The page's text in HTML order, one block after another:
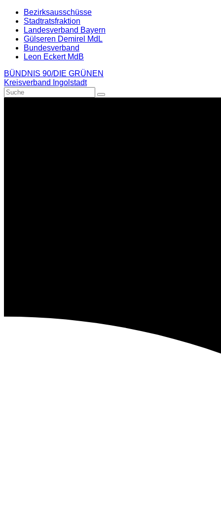
Weiter
zum
Inhalt
Bezirksausschüsse
Stadtratsfraktion
Landesverband Bayern
Gülseren Demirel MdL
Bundesverband
Leon Eckert MdB
BÜNDNIS 90/DIE GRÜNEN
Kreisverband Ingolstadt
Suche